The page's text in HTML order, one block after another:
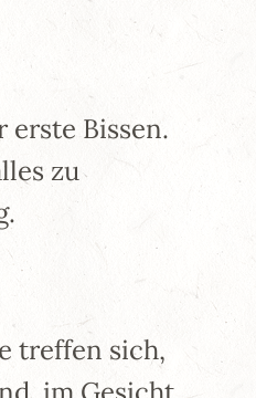
erste Bissen.
zu
treffen sich,